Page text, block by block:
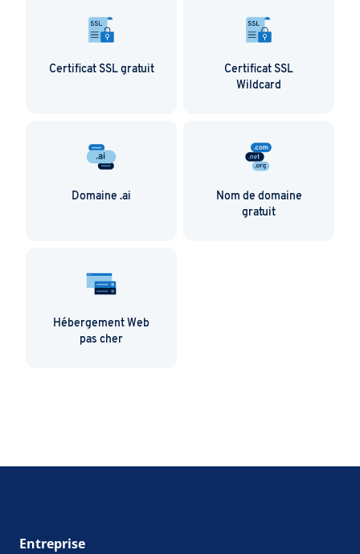
Certificat SSL gratuit
Certificat SSL
Wildcard
Domaine .ai
Nom de domaine
gratuit
Hébergement Web
pas cher
Entreprise